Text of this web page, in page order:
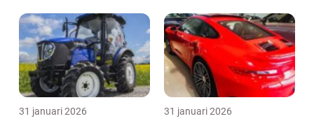
31 januari 2026 31 januari 2026